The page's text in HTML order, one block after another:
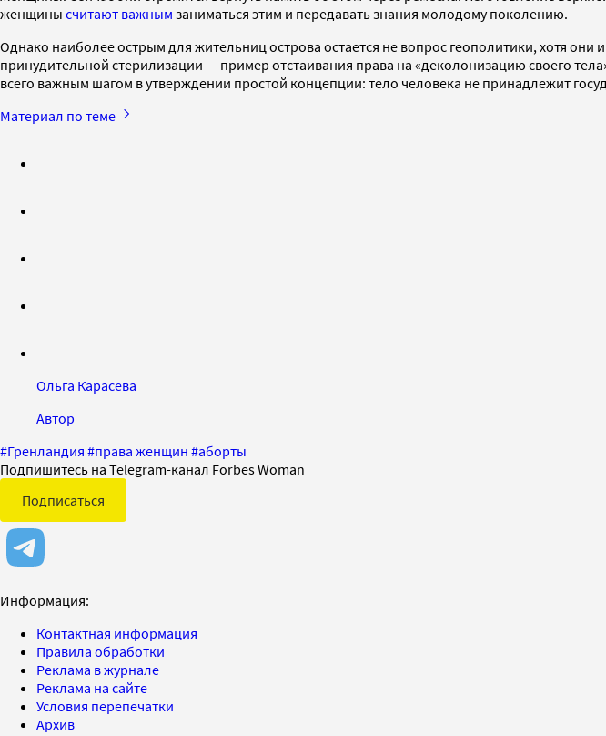
женщины считают важным заниматься этим и передавать знания молодому поколению.
Однако наиболее острым для жительниц острова остается не вопрос геополитики, хотя
принудительной стерилизации — пример отстаивания права на «деколонизацию своего
всего важным шагом в утверждении простой концепции: тело человека не принадлежит
Материал по теме
Ольга Карасева
Автор
#Гренландия #права женщин #аборты
Подпишитесь на Telegram-канал Forbes Woman
Подписаться
Информация:
Контактная информация
Правила обработки
Реклама в журнале
Реклама на сайте
Условия перепечатки
Архив